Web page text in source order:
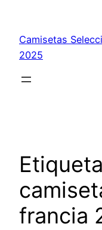
contenido
Camisetas
2025
francia